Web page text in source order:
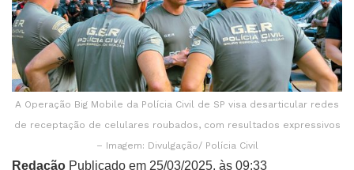
A Operação Big Mobile da Polícia Civil de SP visa desarticular redes
de receptação de celulares roubados, com resultados expressivos
– Imagem: Divulgação/ Polícia Civil
Redação Publicado em 25/03/2025, às 09:33